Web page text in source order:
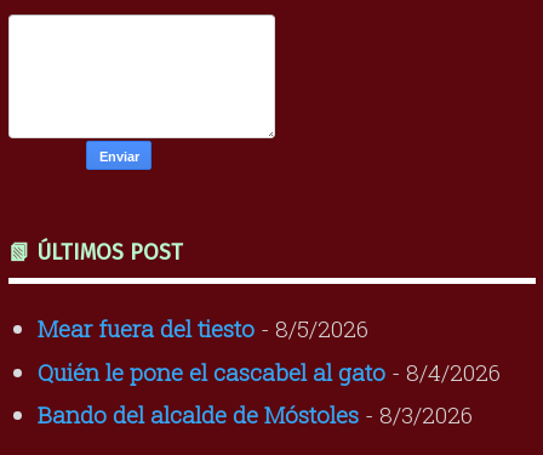
📗 ÚLTIMOS POST
Mear fuera del tiesto- 8/5/2026
Quién le pone el cascabel al gato- 8/4/2026
Bando del alcalde de Móstoles- 8/3/2026